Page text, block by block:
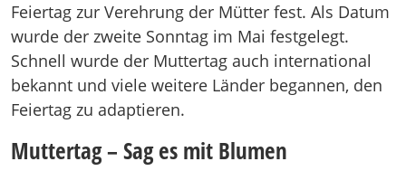
Feiertag zur Verehrung der Mütter fest. Als Datum
wurde der zweite Sonntag im Mai festgelegt.
Schnell wurde der Muttertag auch international
bekannt und viele weitere Länder begannen, den
Feiertag zu adaptieren.
Muttertag – Sag es mit Blumen